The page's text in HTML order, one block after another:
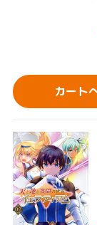
カート